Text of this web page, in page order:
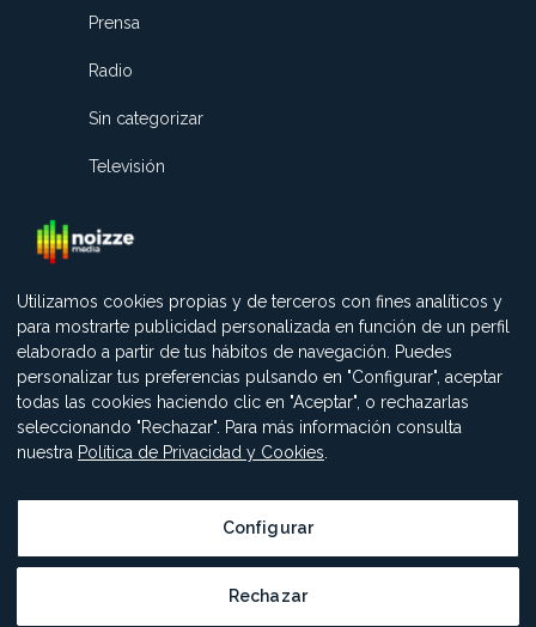
Prensa
Radio
Sin categorizar
Televisión
POLÍTICA DE COOKIES
Utilizamos cookies propias y de terceros con fines analíticos y
para mostrarte publicidad personalizada en función de un perfil
elaborado a partir de tus hábitos de navegación. Puedes
personalizar tus preferencias pulsando en "Configurar", aceptar
todas las cookies haciendo clic en "Aceptar", o rechazarlas
seleccionando "Rechazar". Para más información consulta
nuestra Política de Privacidad y Cookies
Configurar
Rechazar